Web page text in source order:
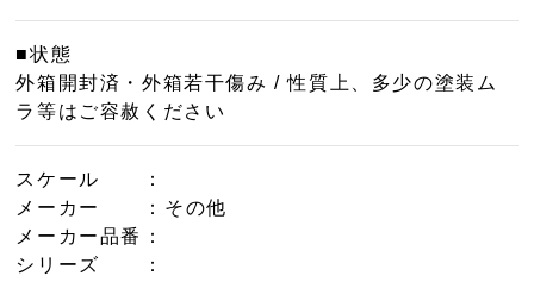
■状態
外箱開封済・外箱若干傷み / 性質上、多少の塗装ム
ラ等はご容赦ください
スケール
：
メーカー
：その他
メーカー品番
：
シリーズ
：